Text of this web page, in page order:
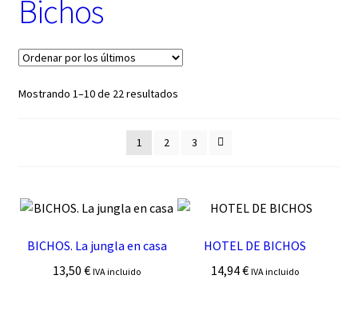
e
o
í
Bichos
Mostrando 1–10 de 22 resultadosOrdenado
últimos
1 2 3
BICHOS. La jungla en casa
13,50€ IVA incluido
HOTEL DE BICHOS
14,94€ IVA incluido